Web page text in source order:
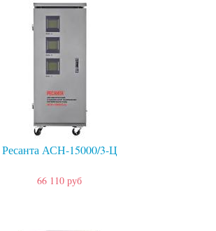
Ресанта АСН-15000/3-Ц
66 110 руб